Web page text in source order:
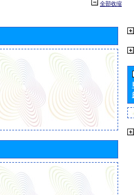
全部收缩